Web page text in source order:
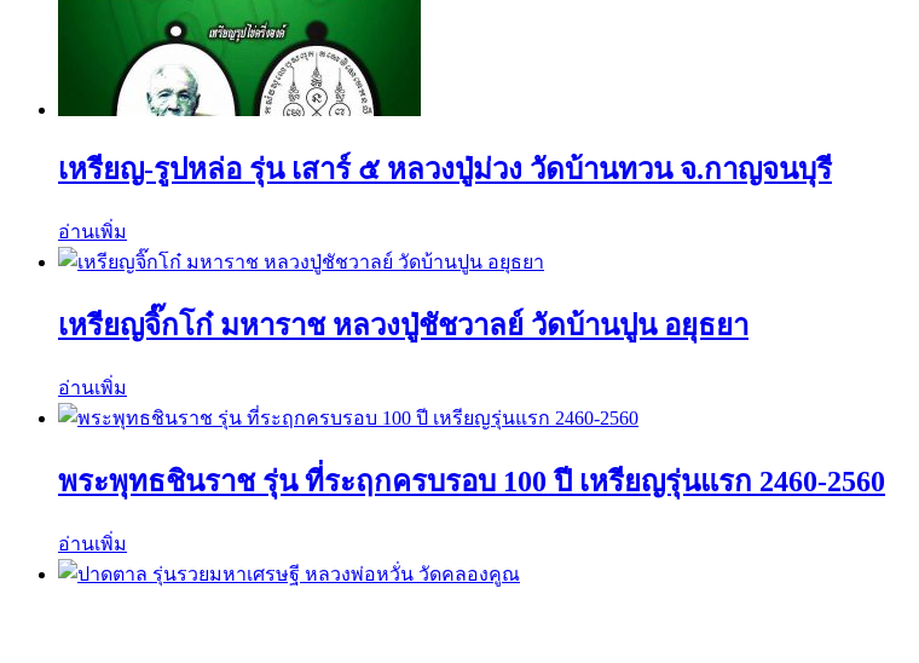
เหรียญ-รูปหล่อ รุ่น เสาร์ ๕ หลวงปู่ม่วง วัดบ้านทวน จ.กาญจนบุรี
อ่านเพิ่ม
เหรียญจิ๊กโก๋ มหาราช หลวงปู่ชัชวาลย์ วัดบ้านปูน อยุธยา
อ่านเพิ่ม
พระพุทธชินราช รุ่น ที่ระฤกครบรอบ 100 ปี เหรียญรุ่นแรก 2460-2560
อ่านเพิ่ม